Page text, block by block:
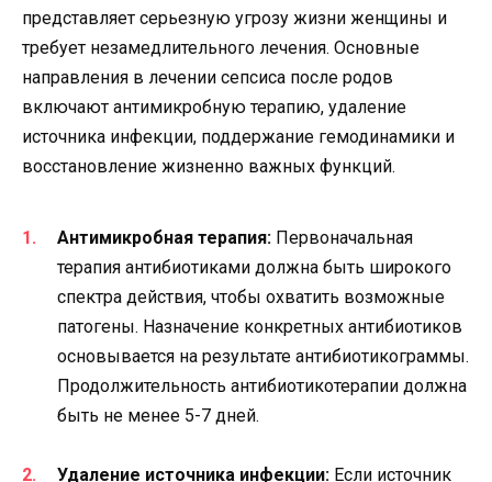
представляет серьезную угрозу жизни женщины и
требует незамедлительного лечения. Основные
направления в лечении сепсиса после родов
включают антимикробную терапию, удаление
источника инфекции, поддержание гемодинамики и
восстановление жизненно важных функций.
Антимикробная терапия: Первоначальная
терапия антибиотиками должна быть широкого
спектра действия, чтобы охватить возможные
патогены. Назначение конкретных антибиотиков
основывается на результате антибиотикограммы.
Продолжительность антибиотикотерапии должна
быть не менее 5-7 дней.
Удаление источника инфекции: Если источник